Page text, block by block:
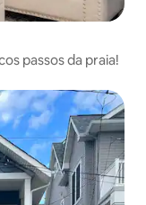
passos da praia!